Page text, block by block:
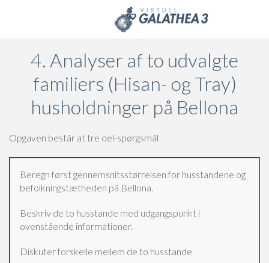
4. Analyser af to udvalgte
familiers (Hisan- og Tray)
husholdninger på Bellona
Opgaven består at tre del-spørgsmål
Beregn først gennemsnitsstørrelsen for husstandene og
befolkningstætheden på Bellona.
Beskriv de to husstande med udgangspunkt i
ovenstående informationer.
Diskuter forskelle mellem de to husstande